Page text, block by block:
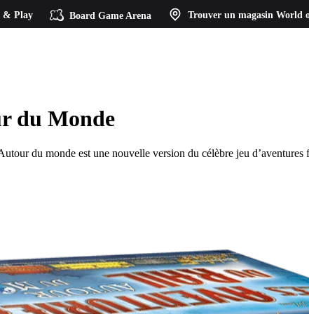
& Play Board Game Arena Trouver un magasin World
du Monde
du monde est une nouvelle version du célèbre jeu d’aventures